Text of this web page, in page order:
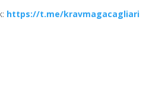
https://t.me/kravmagacagliari